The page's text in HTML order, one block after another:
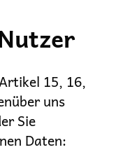
15, 16,
uns
Sie
Daten: